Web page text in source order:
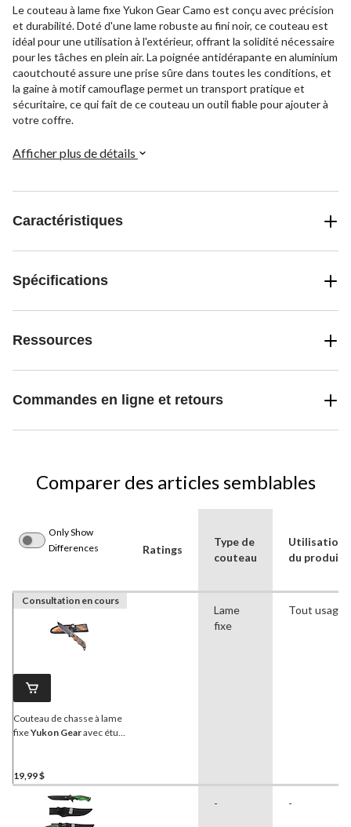
Le couteau à lame fixe Yukon Gear Camo est conçu avec précision
et durabilité. Doté d'une lame robuste au fini noir, ce couteau est
idéal pour une utilisation à l'extérieur, offrant la solidité nécessaire
pour les tâches en plein air. La poignée antidérapante en aluminium
caoutchouté assure une prise sûre dans toutes les conditions, et
la gaine à motif camouflage permet un transport pratique et
sécuritaire, ce qui fait de ce couteau un outil fiable pour ajouter à
votre coffre.
Afficher plus de détails
Caractéristiques
Spécifications
Ressources
Commandes en ligne et retours
Comparer des articles semblables
Only Show
Differences
Ratings
Type de
couteau
Utilisations
du produit
Consultation en cours
Couteau de chasse à lame
fixeYukon Gearavec étui,
caoutchoutée
19,99 $
Lame
fixe
Tout usage
- -